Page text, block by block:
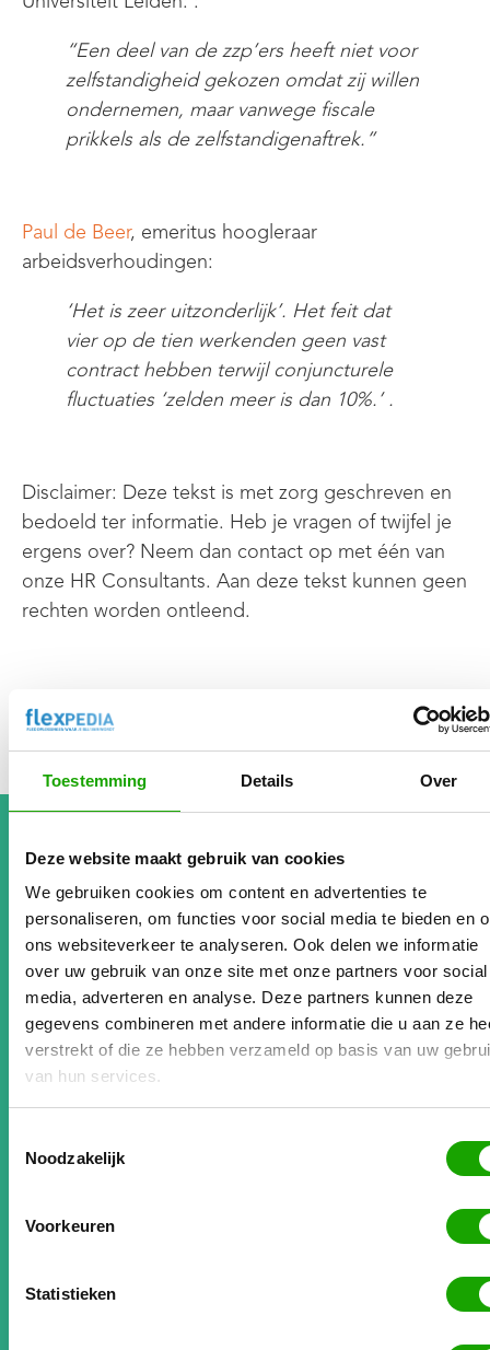
Toestemming Details Over
Deze website maakt gebruik van cookies
We gebruiken cookies om content en advertenties te
personaliseren, om functies voor social media te bieden en
ons websiteverkeer te analyseren. Ook delen we informatie
over uw gebruik van onze site met onze partners voor social
media, adverteren en analyse. Deze partners kunnen deze
gegevens combineren met andere informatie die u aan ze
verstrekt of die ze hebben verzameld op basis van uw
van hun services.
Noodzakelijk
Voorkeuren
Statistieken
“Een deel van de zzp’ers heeft niet voor
zelfstandigheid gekozen omdat zij willen
ondernemen, maar vanwegefiscale
prikkels als de zelfstandigenaftrek. ”
Paul de Beer, emeritus hoogleraar
arbeidsverhoudingen:
‘Het is zeer uitzonderlijk’. Het feit dat
vier op de tien werkenden geen vast
contract hebben terwijl conjuncturele
fluctuaties ‘zelden meer is dan 10%.’ .
Disclaimer: Deze tekst is met zorg geschreven en
bedoeld ter informatie. Heb je vragen of twijfel je
ergens over? Neem dan contact op met één van
onze HR Consultants. Aan deze tekst kunnen geen
rechten worden ontleend.
Neem hier contact op
Review klant
Johan Senders
Directeur Workaround Europe
www.workaroundeurope.nl
Sinds de samenwerking met Flexpedia’s platform is
onze concurrentiepositie aanzienlijk versterkt.
binnen Workaround Europe geoptimaliseerd.
stuk kostenbesparing met lage kostprijzen en het
Meer reviews: bekijk hier de reviews en user cases